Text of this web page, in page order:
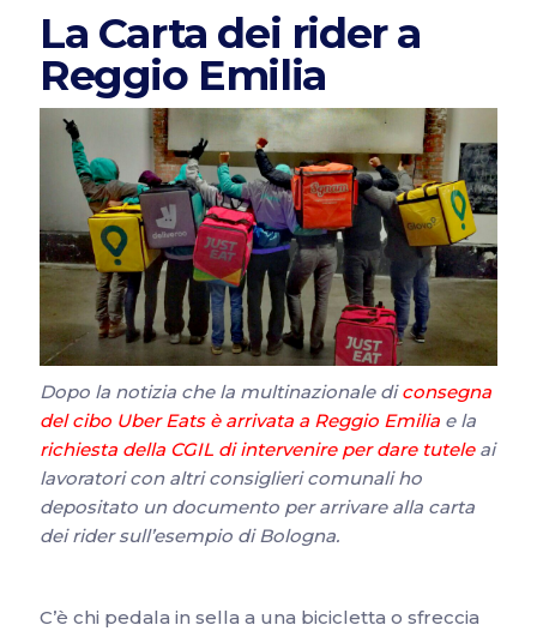
La Carta dei rider a
Reggio Emilia
Dopo la notizia che la multinazionale diconsegna
del cibo Uber Eats è arrivata a Reggio Emiliae la
richiesta della CGIL di intervenire per dare tuteleai
lavoratori con altri consiglieri comunali ho
depositato un documento per arrivare alla carta
dei rider sull’esempio di Bologna.
C’è chi pedala in sella a una bicicletta o sfreccia